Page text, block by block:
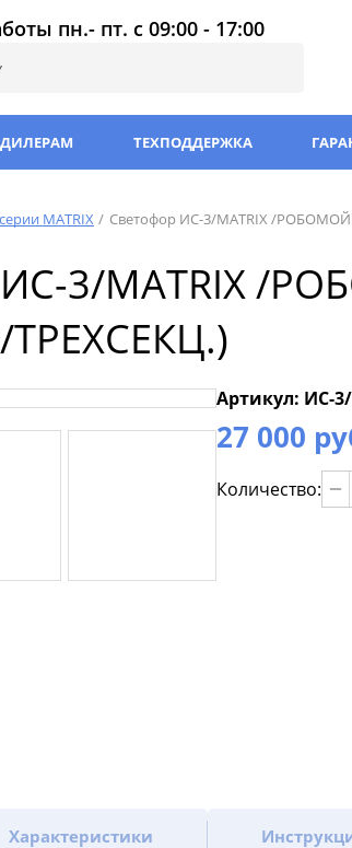
пн.- пт. с 09:00 - 17:00
ДИЛЕРАМ ТЕХПОДДЕРЖКА
MATRIX Светофор ИС-3/MATRIX /
3/MATRIX /
Артикул: ИС-
27 000
Количество:
Характеристики